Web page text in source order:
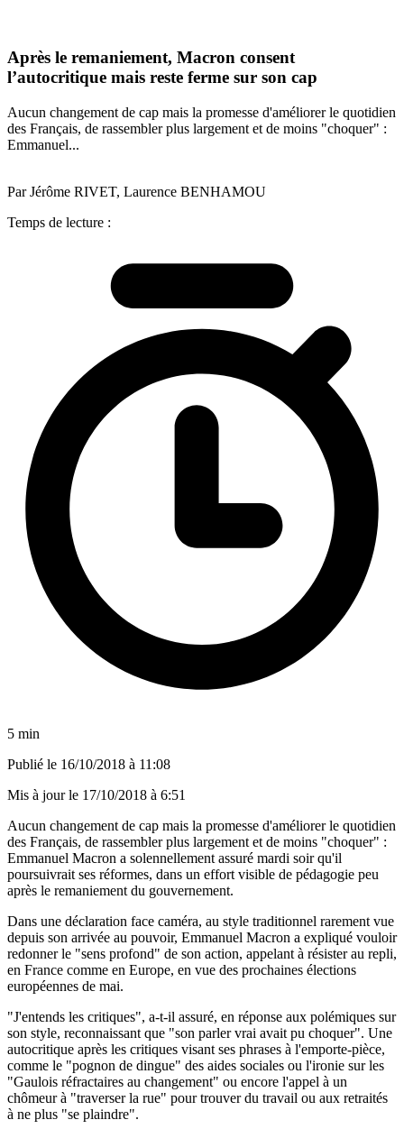
Après le remaniement, Macron consent
l’autocritique mais reste ferme sur son cap
Aucun changement de cap mais la promesse d'améliorer le quotidien
des Français, de rassembler plus largement et de moins "choquer" :
Emmanuel...
Par Jérôme RIVET, Laurence BENHAMOU
Temps de lecture :
5 min
Publié le 16/10/2018 à 11:08
Mis à jour le 17/10/2018 à 6:51
Aucun changement de cap mais la promesse d'améliorer le quotidien
des Français, de rassembler plus largement et de moins "choquer" :
Emmanuel Macron a solennellement assuré mardi soir qu'il
poursuivrait ses réformes, dans un effort visible de pédagogie peu
après le remaniement du gouvernement.
Dans une déclaration face caméra, au style traditionnel rarement vue
depuis son arrivée au pouvoir, Emmanuel Macron a expliqué vouloir
redonner le "sens profond" de son action, appelant à résister au repli,
en France comme en Europe, en vue des prochaines élections
européennes de mai.
"J'entends les critiques", a-t-il assuré, en réponse aux polémiques sur
son style, reconnaissant que "son parler vrai avait pu choquer". Une
autocritique après les critiques visant ses phrases à l'emporte-pièce,
comme le "pognon de dingue" des aides sociales ou l'ironie sur les
"Gaulois réfractaires au changement" ou encore l'appel à un
chômeur à "traverser la rue" pour trouver du travail ou aux retraités
à ne plus "se plaindre".